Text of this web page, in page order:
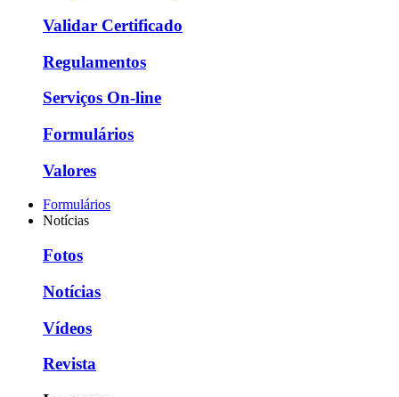
Validar Certificado
Regulamentos
Serviços On-line
Formulários
Valores
Formulários
Notícias
Fotos
Notícias
Vídeos
Revista